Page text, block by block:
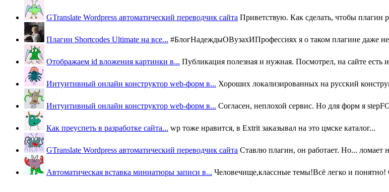
GTranslate Wordpress автоматический переводчик сайта Приветствую. Как сделать, чтобы плагин
Плагин Shortcodes Ultimate на все... #БлогНадеждыОВузахИПрофессиях я о таком плагине даже
Отображаем id вложения картинки в... Публикация полезная и нужная. Посмотрел, на сайте есть
Интуитивный онлайн конструктор web-форм в... Хороших локализированных на русский
Интуитивный онлайн конструктор web-форм в... Согласен, неплохой сервис. Но для форм я
Как преуспеть в разработке сайта... wp тоже нравится, в Extrit заказывал на это цмске каталог...
GTranslate Wordpress автоматический переводчик сайта Ставлю плагин, он работает. Но...
Автоматическая вставка миниатюры записи в... Человечище,классные темы!Всё легко и